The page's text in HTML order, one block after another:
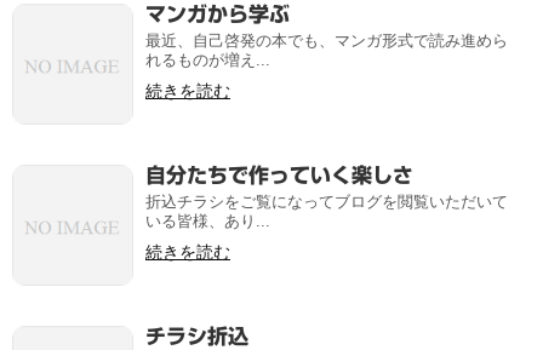
マンガから学ぶ
最近、自己啓発の本でも、マンガ形式で読み進めら
れるものが増え...
続きを読む
自分たちで作っていく楽しさ
折込チラシをご覧になってブログを閲覧いただいて
いる皆様、あり...
続きを読む
チラシ折込